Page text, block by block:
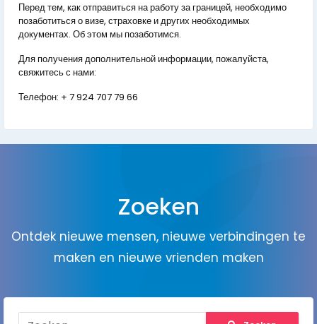
Перед тем, как отправиться на работу за границей, необходимо
позаботиться о визе, страховке и других необходимых
документах. Об этом мы позаботимся.
Для получения дополнительной информации, пожалуйста,
свяжитесь с нами:
Телефон: + 7 924 707 79 66
Zoeken
Ontdek nieuwe mensen, nieuwe verbindingen te
maken en nieuwe vrienden maken